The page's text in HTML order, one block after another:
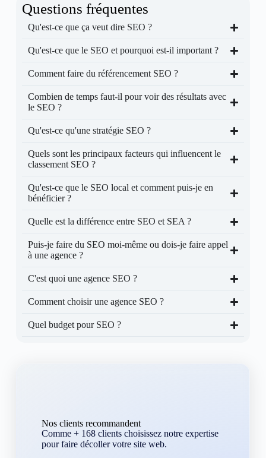
Questions fréquentes
Qu'est-ce que ça veut dire SEO ?
Qu'est-ce que le SEO et pourquoi est-il important ?
Comment faire du référencement SEO ?
Combien de temps faut-il pour voir des résultats avec
le SEO ?
Qu'est-ce qu'une stratégie SEO ?
Quels sont les principaux facteurs qui influencent le
classement SEO ?
Qu'est-ce que le SEO local et comment puis-je en
bénéficier ?
Quelle est la différence entre SEO et SEA ?
Puis-je faire du SEO moi-même ou dois-je faire appel
à une agence ?
C'est quoi une agence SEO ?
Comment choisir une agence SEO ?
Quel budget pour SEO ?
Nos clients recommandent
Comme + 168 clients choisissez notre expertise
pour faire décoller votre site web.